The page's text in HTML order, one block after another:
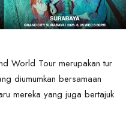
World Tour merupakan tur
diumumkan bersamaan
mereka yang juga bertajuk